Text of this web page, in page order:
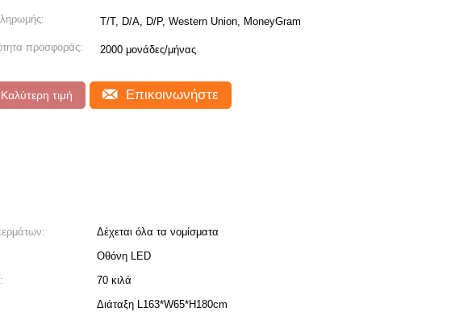
T/T, D/A, D/P, Western Union, MoneyGram
προσφοράς: 2000 μονάδες/μήνας
Καλύτερη τιμή Επικοινωνήστε
Δέχεται όλα τα νομίσματα
Οθόνη LED
70 κιλά
Διάταξη L163*W65*H180cm